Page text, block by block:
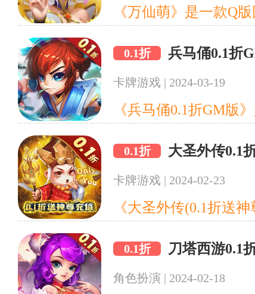
0.1折 兵马俑0.1折
卡牌游戏 | 2024-03-19
0.1折 大圣外传0.1
卡牌游戏 | 2024-02-23
0.1折 刀塔西游0.1
角色扮演 | 2024-02-18